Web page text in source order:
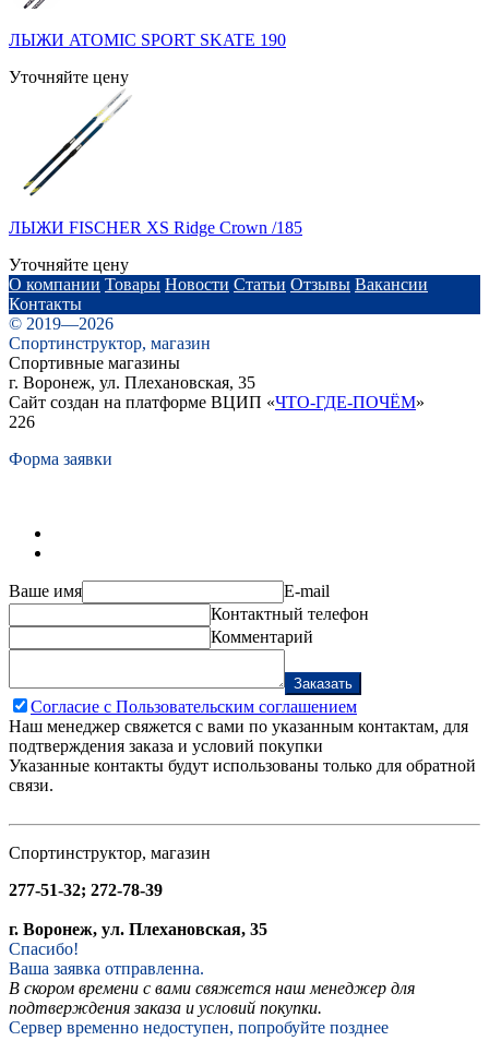
ЛЫЖИ ATOMIC SPORT SKATE 190
Уточняйте цену
ЛЫЖИ FISCHER XS Ridge Crown /185
Уточняйте цену
О компании Товары Новости Статьи Отзывы Вакансии
Контакты
© 2019—2026
Спортинструктор, магазин
Спортивные магазины
г. Воронеж, ул. Плехановская, 35
Сайт создан на платформе ВЦИП «ЧТО-ГДЕ-ПОЧЁМ»
226
Форма заявки
Ваше имя
E-mail
Контактный телефон
Комментарий
Заказать
Согласие с Пользовательским соглашением
Наш менеджер свяжется с вами по указанным контактам, для
подтверждения заказа и условий покупки
Указанные контакты будут использованы только для обратной
связи.
Спортинструктор, магазин
277-51-32; 272-78-39
г. Воронеж, ул. Плехановская, 35
Спасибо!
Ваша заявка отправленна.
В скором времени с вами свяжется наш менеджер для
подтверждения заказа и условий покупки.
Сервер временно недоступен, попробуйте позднее